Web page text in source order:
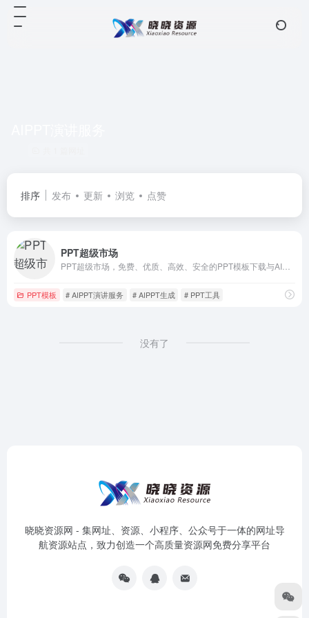
排序 发布 更新 浏览 点赞
PPT超级市场
PPT模板 # AIPPT演讲服务 # AIPPT生成 # PPT工具
没有了
晓晓资源网 - 集网址、资源、小程序、公众号于一体的网址导
航资源站点，致力创造一个高质量资源网免费分享平台